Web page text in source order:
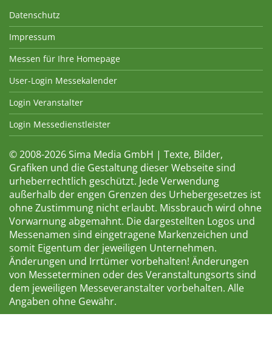
Datenschutz
Impressum
Messen für Ihre Homepage
User-Login Messekalender
Login Veranstalter
Login Messedienstleister
© 2008-2026 Sima Media GmbH | Texte, Bilder,
Grafiken und die Gestaltung dieser Webseite sind
urheberrechtlich geschützt. Jede Verwendung
außerhalb der engen Grenzen des Urhebergesetzes ist
ohne Zustimmung nicht erlaubt. Missbrauch wird ohne
Vorwarnung abgemahnt. Die dargestellten Logos und
Messenamen sind eingetragene Markenzeichen und
somit Eigentum der jeweiligen Unternehmen.
Änderungen und Irrtümer vorbehalten! Änderungen
von Messeterminen oder des Veranstaltungsorts sind
dem jeweiligen Messeveranstalter vorbehalten. Alle
Angaben ohne Gewähr.